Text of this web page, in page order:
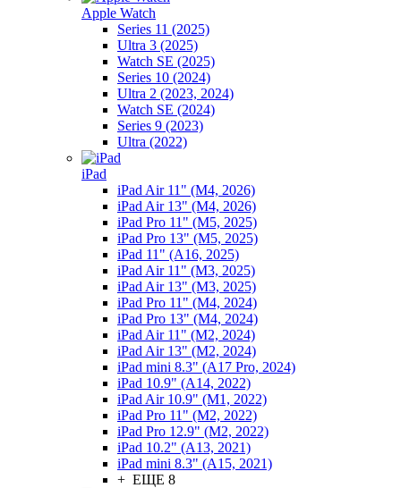
Apple Watch
Series 11 (2025)
Ultra 3 (2025)
Watch SE (2025)
Series 10 (2024)
Ultra 2 (2023, 2024)
Watch SE (2024)
Series 9 (2023)
Ultra (2022)
iPad
iPad Air 11" (M4, 2026)
iPad Air 13" (M4, 2026)
iPad Pro 11" (M5, 2025)
iPad Pro 13" (M5, 2025)
iPad 11" (A16, 2025)
iPad Air 11" (M3, 2025)
iPad Air 13" (M3, 2025)
iPad Pro 11" (M4, 2024)
iPad Pro 13" (M4, 2024)
iPad Air 11" (M2, 2024)
iPad Air 13" (M2, 2024)
iPad mini 8.3" (A17 Pro, 2024)
iPad 10.9" (A14, 2022)
iPad Air 10.9" (M1, 2022)
iPad Pro 11" (M2, 2022)
iPad Pro 12.9" (M2, 2022)
iPad 10.2" (A13, 2021)
iPad mini 8.3" (A15, 2021)
+ ЕЩЕ 8